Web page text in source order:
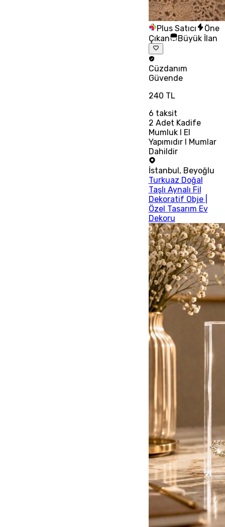
Plus Satıcı
Öne
Çıkan
Büyük İlan
Cüzdanım
Güvende
240 TL
6 taksit
2 Adet Kadife
Mumluk I El
Yapımıdır I Mumlar
Dahildir
İstanbul, Beyoğlu
Turkuaz Doğal
Taşlı Aynalı Fil
Dekoratif Obje |
Özel Tasarım Ev
Dekoru